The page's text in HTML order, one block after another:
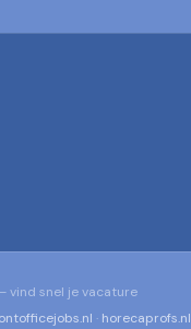
vind snel je vacature
· horecaprofs.nl